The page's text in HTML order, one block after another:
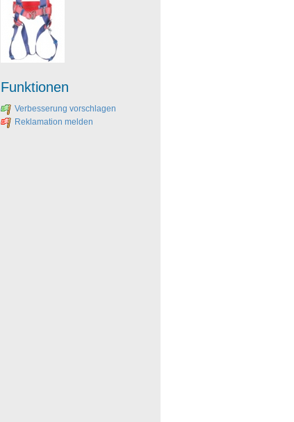
Funktionen
Verbesserung vorschlagen
Reklamation melden